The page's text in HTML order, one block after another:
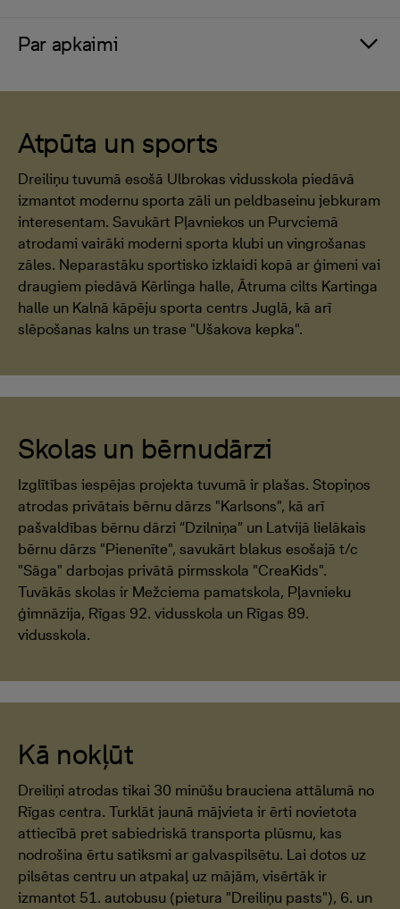
Par apkaimi
Atpūta un sports
Dreiliņu tuvumā esošā Ulbrokas vidusskola piedāvā
izmantot modernu sporta zāli un peldbaseinu jebkuram
interesentam. Savukārt Pļavniekos un Purvciemā
atrodami vairāki moderni sporta klubi un vingrošanas
zāles. Neparastāku sportisko izklaidi kopā ar ģimeni vai
draugiem piedāvā Kērlinga halle, Ātruma cilts Kartinga
halle un Kalnā kāpēju sporta centrs Juglā, kā arī
slēpošanas kalns un trase "Ušakova kepka".
Skolas un bērnudārzi
Izglītības iespējas projekta tuvumā ir plašas. Stopiņos
atrodas privātais bērnu dārzs "Karlsons", kā arī
pašvaldības bērnu dārzi “Dzilniņa” un Latvijā lielākais
bērnu dārzs "Pienenīte", savukārt blakus esošajā t/c
"Sāga" darbojas privātā pirmsskola "CreaKids".
Tuvākās skolas ir Mežciema pamatskola, Pļavnieku
ģimnāzija, Rīgas 92. vidusskola un Rīgas 89.
vidusskola.
Kā nokļūt
Dreiliņi atrodas tikai 30 minūšu brauciena attālumā no
Rīgas centra. Turklāt jaunā mājvieta ir ērti novietota
attiecībā pret sabiedriskā transporta plūsmu, kas
nodrošina ērtu satiksmi ar galvaspilsētu. Lai dotos uz
pilsētas centru un atpakaļ uz mājām, visērtāk ir
izmantot 51. autobusu (pietura "Dreiliņu pasts"), 6. un